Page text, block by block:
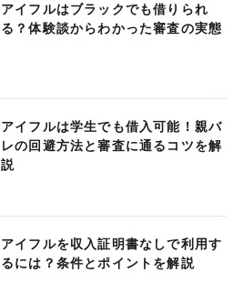
アイフルはブラックでも借りられ
る？体験談からわかった審査の実態
アイフルは学生でも借入可能！親バ
レの回避方法と審査に通るコツを解
説
アイフルを収入証明書なしで利用す
るには？条件とポイントを解説